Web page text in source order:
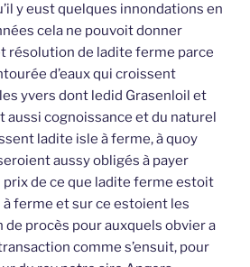
y eust quelques innondations en
cela ne pouvoit donner
résolution de ladite ferme parce
d’eaux qui croissent
yvers dont ledid Grasenloil et
aussi cognoissance et du naturel
ladite isle à ferme, à quoy
aussy obligés à payer
prix de ce que ladite ferme estoit
ferme et sur ce estoient les
procès pour auxquels obvier a
comme s’ensuit, pour